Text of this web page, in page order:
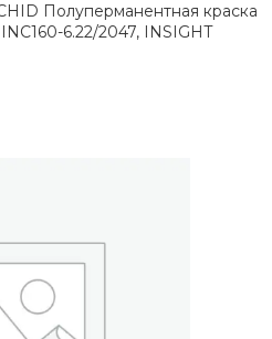
Полуперманентная краска
6.22/2047, INSIGHT